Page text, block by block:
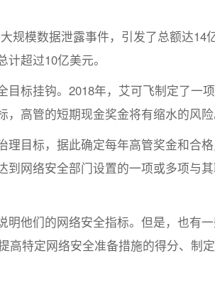
规模数据泄露事件，引发了总额达14
超过10亿美元。
标挂钩。2018年，艾可飞制定了一
高管的短期现金奖金将有缩水的风险
目标，据此确定每年高管奖金和合
网络安全部门设置的一项或多项与
他们的网络安全指标。但是，也有
高特定网络安全准备措施的得分、制